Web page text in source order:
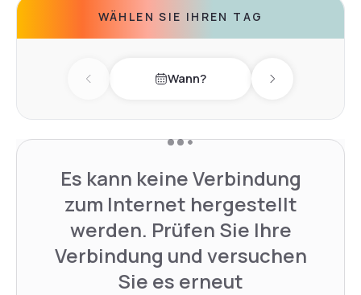
WÄHLEN SIE IHREN TAG
Previous day Wann? Next day
Es kann keine Verbindung
zum Internet hergestellt
werden. Prüfen Sie Ihre
Verbindung und versuchen
Sie es erneut